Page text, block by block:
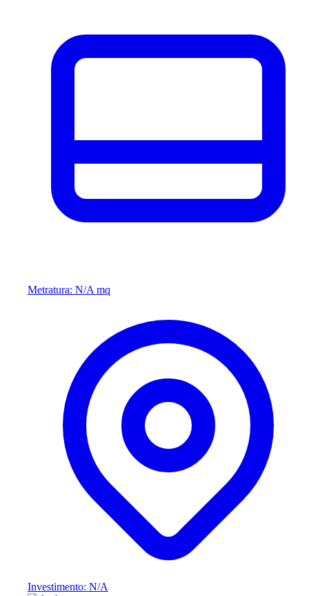
Metratura: N/A mq
Investimento: N/A